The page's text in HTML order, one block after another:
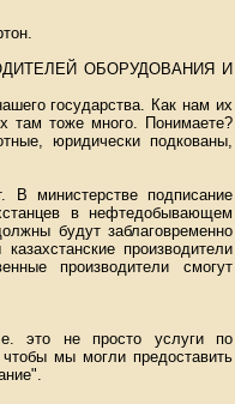
ОБОРУДОВАНИЯ И
государства. Как нам их
там тоже много. Понимаете?
юридически подкованы,
В министерстве подписание
в нефтедобывающем
будут заблаговременно
производители
производители смогут
это не просто услуги по
мы могли предоставить